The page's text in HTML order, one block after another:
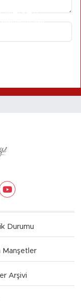
Merkezi
ilişki ağı
Dudak uçuklatan
Durumu
Manşetler
Arşivi